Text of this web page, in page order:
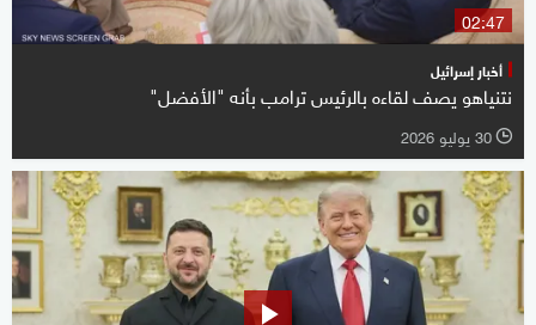
02:47
أخبار إسرائيل
نتنياهو يصف لقاءه بالرئيس ترامب بأنه "الأفضل"
l 30 يوليو 2026